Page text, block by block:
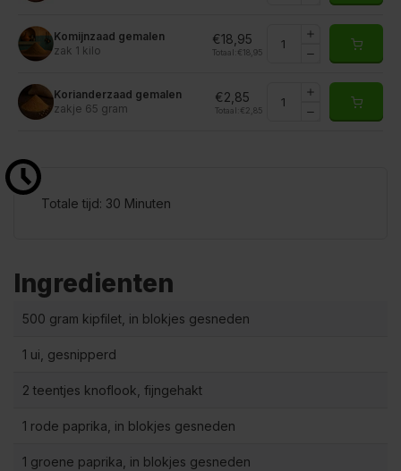
Komijnzaad gemalen
zak 1 kilo
€18,95
Totaal: €18,95
Korianderzaad gemalen
zakje 65 gram
€2,85
Totaal: €2,85
Ingredienten
500 gram kipfilet, in blokjes gesneden
1 ui, gesnipperd
2 teentjes knoflook, fijngehakt
1 rode paprika, in blokjes gesneden
1 groene paprika, in blokjes gesneden
Totale tijd: 30 Minuten